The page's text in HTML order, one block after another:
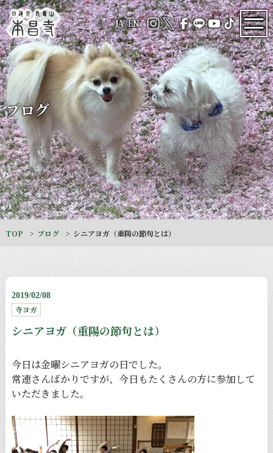
JA/EN
ブログ
TOP ブログ シニアヨガ（重陽の節句とは）
2019/02/08
寺ヨガ
シニアヨガ（重陽の節句とは）
今日は金曜シニアヨガの日でした。
常連さんばかりですが、今日もたくさんの方に参加して
いただきました。